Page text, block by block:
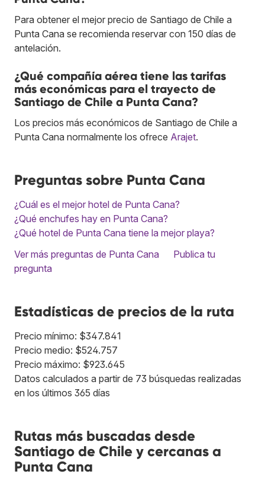
Para obtener el mejor precio de Santiago de Chile a
Punta Cana se recomienda reservar con 150 días de
antelación.
¿Qué compañía aérea tiene las tarifas
más económicas para el trayecto de
Santiago de Chile a Punta Cana?
Los precios más económicos de Santiago de Chile a
Punta Cana normalmente los ofrece Arajet.
Preguntas sobre Punta Cana
¿Cuál es el mejor hotel de Punta Cana?
¿Qué enchufes hay en Punta Cana?
¿Qué hotel de Punta Cana tiene la mejor playa?
Ver más preguntas de Punta Cana
Publica tu
pregunta
Estadísticas de precios de la ruta
Precio mínimo: $347.841
Precio medio: $524.757
Precio máximo: $923.645
Datos calculados a partir de 73 búsquedas realizadas
en los últimos 365 días
Rutas más buscadas desde
Santiago de Chile y cercanas a
Punta Cana